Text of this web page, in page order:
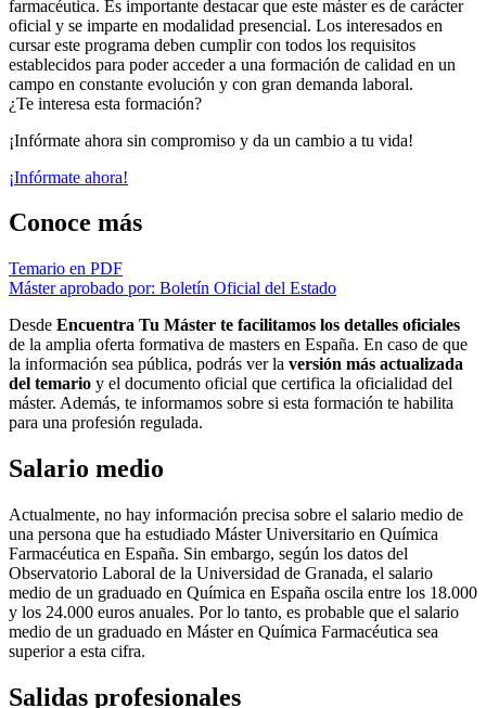
farmacéutica. Es importante destacar que este máster es de carácter
oficial y se imparte en modalidad presencial. Los interesados en
cursar este programa deben cumplir con todos los requisitos
establecidos para poder acceder a una formación de calidad en un
campo en constante evolución y con gran demanda laboral.
¿Te interesa esta formación?
¡Infórmate ahora sin compromiso y da un cambio a tu vida!
¡Infórmate ahora!
Conoce más
Temario en PDF
Máster aprobado por: Boletín Oficial del Estado
Desde Encuentra Tu Máster te facilitamos los detalles oficiales
de la amplia oferta formativa de masters en España. En caso de que
la información sea pública, podrás ver la versión más actualizada
del temario y el documento oficial que certifica la oficialidad del
máster. Además, te informamos sobre si esta formación te habilita
para una profesión regulada.
Salario medio
Actualmente, no hay información precisa sobre el salario medio de
una persona que ha estudiado Máster Universitario en Química
Farmacéutica en España. Sin embargo, según los datos del
Observatorio Laboral de la Universidad de Granada, el salario
medio de un graduado en Química en España oscila entre los 18.000
y los 24.000 euros anuales. Por lo tanto, es probable que el salario
medio de un graduado en Máster en Química Farmacéutica sea
superior a esta cifra.
Salidas profesionales